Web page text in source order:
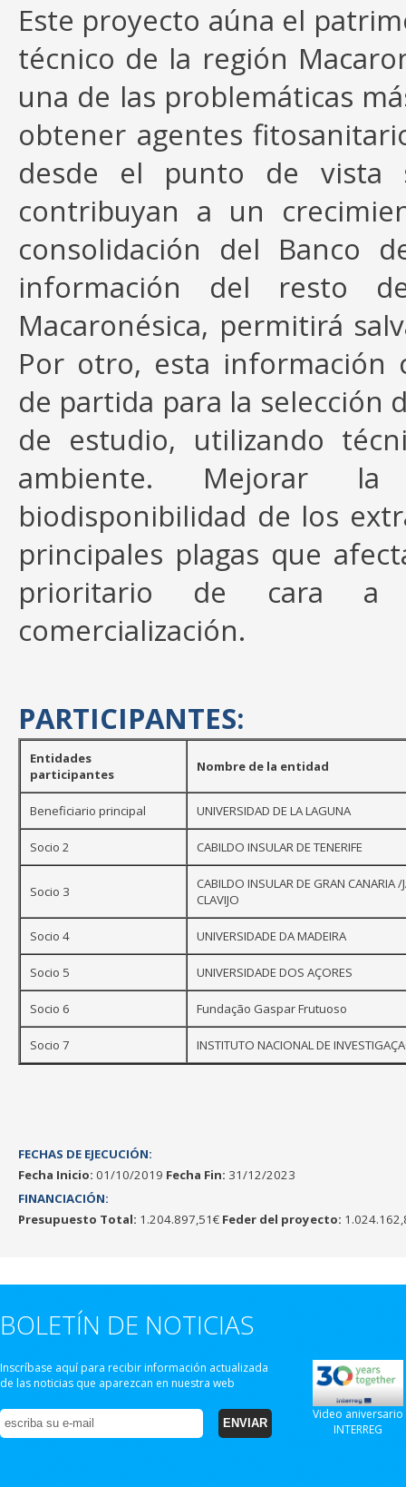
Este proyecto aúna el
técnico de la región
una de las problemáticas
obtener agentes
desde el punto de vista
contribuyan a un
consolidación del Banco
información del resto
Macaronésica, permitirá
Por otro, esta información
de partida para la selección
de estudio, utilizando
ambiente. Mejorar la
biodisponibilidad de los
principales plagas que
prioritario de cara a
comercialización.
PARTICIPANTES:
Entidades
participantes
Nombre de la entidad
Beneficiario principal UNIVERSIDAD DE LA LAGUNA
Socio 2 CABILDO INSULAR DE TENERIFE
Socio 3
CABILDO INSULAR DE GRAN CANARIA
CLAVIJO
Socio 4 UNIVERSIDADE DA MADEIRA
Socio 5 UNIVERSIDADE DOS AÇORES
Socio 6 Fundação Gaspar Frutuoso
Socio 7 INSTITUTO NACIONAL DE
FECHAS DE EJECUCIÓN:
Fecha Inicio: 01/10/2019 Fecha Fin: 31/12/2023
FINANCIACIÓN:
Presupuesto Total: 1.204.897,51€ Feder del proyecto:
BOLETÍN DE NOTICIAS
Inscríbase aquí para recibir información actualizada
de las noticias que aparezcan en nuestra web
Video aniversario
INTERREG